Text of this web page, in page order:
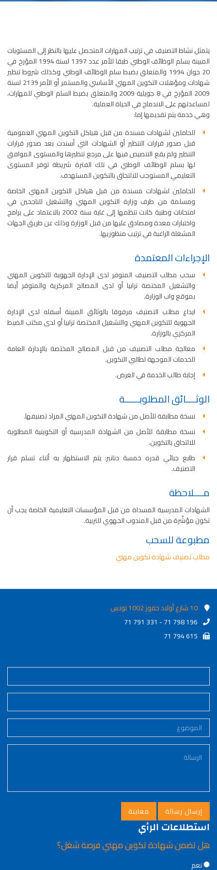
يتمثل نشاط التصنيف في ترتيب المهارات المتحصل عليها بالنظر إلى المستويات
المبينة بسلم الوظائف الوطني طبقا للأمر عدد 1397 لسنة 1994 المؤرخ في
20 جوان 1994 والمتعلق بضبط سلم الوظائف الوطني وكذلك شروط تنظير
شهادات ومؤهلات التكوين المهني الأساسي والمستمر أو الأمر 2139 لسنة
2009 المؤرخ في 8 جويلية 2009 والمتعلق بضبط السلم الوطني للمهارات،
لمساعدتهم على الاندماج في الحياة العملية.
وهي خدمة يتم تقديمها إما:
للحاملين لشهادات مسندة من قبل هياكل التكوين المهني العمومية
قبل صدور قرارات التنظير أو الشهادات التي أسندت بعد صدور قرارات
التنظير ولم يقع التنصيص فيها على مرجع تنظيرها والمستوى الموافق
لها بسلم الوظائف الوطني في تلك الفترة شريطة توفر المستوى
التعليمي المستوجب للالتحاق بالتكوين المستهدف.
للحاملين لشهادات مسندة من قبل هياكل التكوين المهني الخاصة
ومسلمة من طرف وزارة التكوين المهني والتشغيل للناجحين في
امتحانات وطنية كانت تنظمها إلى غاية سنة 2002 بالاعتماد على برامج
واختبارات معدة ومصادق عليها من قبل الوزارة وذلك عن طريق الجهات
المشغلة الراغبة في ترتيب منظوريها.
الإجراءات المعتمدة
سحب مطلب التصنيف المتوفر لدى الإدارة الجهوية للتكوين المهني
والتشغيل المختصة ترابيا أو لدى المصالح المركزية والمتوفر أيضا
بموقع واب الوزارة.
ايداع مطلب التصنيف مرفوقا بالوثائق المبينة أسفله لدى الإدارة
الجهوية للتكوين المهني والتشغيل المختصة ترابيا أو لدى مكتب الضبط
المركزي بالوزارة.
معالجة مطلب التصنيف من قبل المصالح المختصة بالإدارة العامة
للخدمات الموجهة لطالبي التكوين.
إجابة طالب الخدمة في الغرض.
الوثــــائق المطلوبــــــة
نسخة مطابقة للأصل من شهادة التكوين المهني المراد تصنيفها.
نسخة مطابقة للأصل من الشهادة المدرسية أو التكوينية المطلوبة
للالتحاق بالتكوين.
طابع جبائي قدره خمسة دنانير: يتم الاستظهار به أثناء تسلم قرار
التصنيف.
مــــلاحظة
الشهادات المدرسية المسداة من قبل المؤسسات التعليمية الخاصة يجب أن
تكون مؤشّرة من قبل المندوب الجهوي للتربية.
مطبوعة للسحب
مطلب تصنيف شهادة تكوين مهني
10 شارع أولاد حفوز 1002 تونس
71 791 331 - 71 798 196
71 794 615
استطلاعات الرأي
هل تضمن شهادة تكوين مهني فرصة شغل؟
Choices
نعم